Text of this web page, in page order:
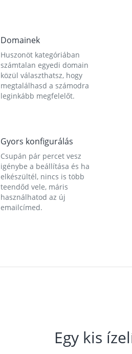
Domainek
Huszonöt kategóriában
számtalan egyedi domain
közül választhatsz, hogy
megtalálhasd a számodra
leginkább megfelelőt.
Gyors konfigurálás
Csupán pár percet vesz
igénybe a beállítása és ha
elkészültél, nincs is több
teendőd vele, máris
használhatod az új
emailcímed.
Egy kis